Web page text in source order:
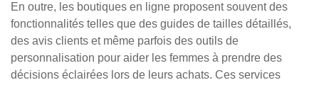
En outre, les boutiques en ligne proposent souvent des
fonctionnalités telles que des guides de tailles détaillés,
des avis clients et même parfois des outils de
personnalisation pour aider les femmes à prendre des
décisions éclairées lors de leurs achats. Ces services